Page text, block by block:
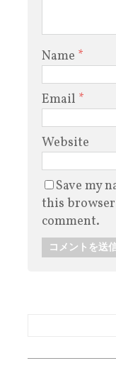
Name *
Email *
Website
Save my
this
comment.